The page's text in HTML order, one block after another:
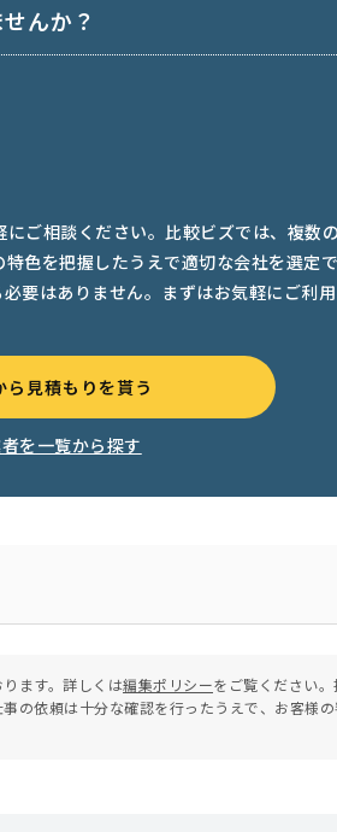
んか？
ご相談ください。比較ビズでは、複数の
色を把握したうえで適切な会社を選定で
要はありません。まずはお気軽にご利用
ら見積もりを貰う
を一覧から探す
ます。詳しくは編集ポリシーをご覧ください
の依頼は十分な確認を行ったうえで、お客様